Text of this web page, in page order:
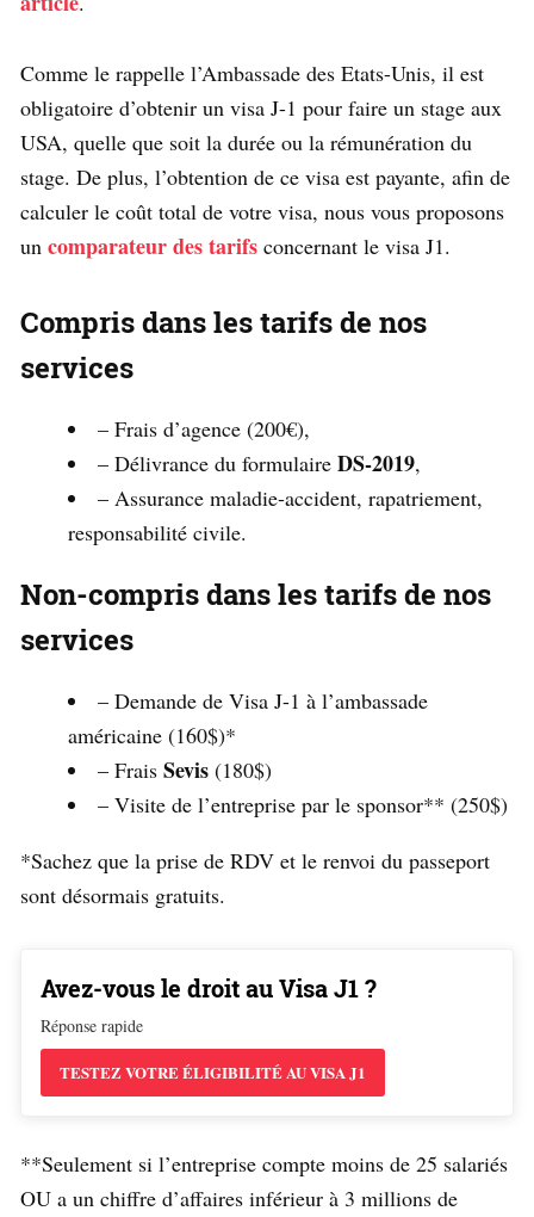
Comme le rappelle l’Ambassade des Etats-Unis, il est
obligatoire d’obtenir un visa J-1 pour faire un stage aux
USA, quelle que soit la durée ou la rémunération du
stage. De plus, l’obtention de ce visa est payante, afin de
calculer le coût total de votre visa, nous vous proposons
un comparateur des tarifs concernant le visa J1.
Compris dans les tarifs de nos
services
– Frais d’agence (200€),
– Délivrance du formulaire DS-2019,
– Assurance maladie-accident, rapatriement,
responsabilité civile.
Non-compris dans les tarifs de nos
services
– Demande de Visa J-1 à l’ambassade
américaine (160$)*
– Frais Sevis (180$)
– Visite de l’entreprise par le sponsor** (250$)
*Sachez que la prise de RDV et le renvoi du passeport
sont désormais gratuits.
Avez-vous le droit au Visa J1 ?
Réponse rapide
TESTEZ VOTRE ÉLIGIBILITÉ AU VISA J1
**Seulement si l’entreprise compte moins de 25 salariés
OU a un chiffre d’affaires inférieur à 3 millions de